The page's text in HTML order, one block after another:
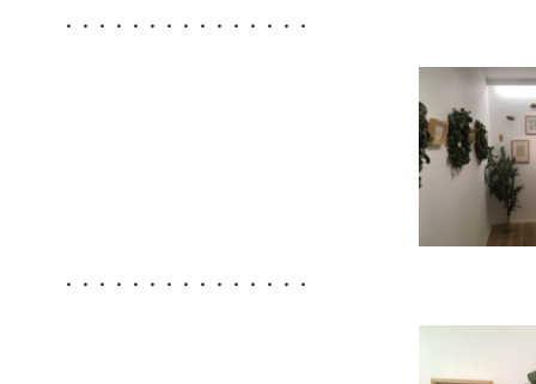
・・・・・・・・・・・・・・・
・・・・・・・・・・・・・・・